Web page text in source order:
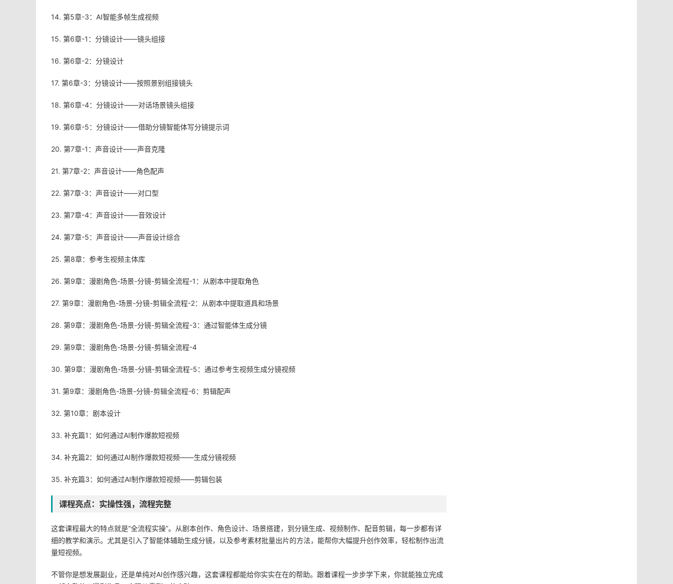
14. 第5章-3：AI智能多帧生成视频
15. 第6章-1：分镜设计——镜头组接
16. 第6章-2：分镜设计
17. 第6章-3：分镜设计——按照景别组接镜头
18. 第6章-4：分镜设计——对话场景镜头组接
19. 第6章-5：分镜设计——借助分镜智能体写分镜提示词
20. 第7章-1：声音设计——声音克隆
21. 第7章-2：声音设计——角色配声
22. 第7章-3：声音设计——对口型
23. 第7章-4：声音设计——音效设计
24. 第7章-5：声音设计——声音设计综合
25. 第8章：参考生视频主体库
26. 第9章：漫剧角色-场景-分镜-剪辑全流程-1：从剧本中提取角色
27. 第9章：漫剧角色-场景-分镜-剪辑全流程-2：从剧本中提取道具和场景
28. 第9章：漫剧角色-场景-分镜-剪辑全流程-3：通过智能体生成分镜
29. 第9章：漫剧角色-场景-分镜-剪辑全流程-4
30. 第9章：漫剧角色-场景-分镜-剪辑全流程-5：通过参考生视频生成分镜视频
31. 第9章：漫剧角色-场景-分镜-剪辑全流程-6：剪辑配声
32. 第10章：剧本设计
33. 补充篇1：如何通过AI制作爆款短视频
34. 补充篇2：如何通过AI制作爆款短视频——生成分镜视频
35. 补充篇3：如何通过AI制作爆款短视频——剪辑包装
课程亮点：实操性强，流程完整
这套课程最大的特点就是“全流程实操”。从剧本创作、角色设计、场景搭建，到分镜生成、视频制作、配音剪辑，每一步都有详
细的教学和演示。尤其是引入了智能体辅助生成分镜，以及参考素材批量出片的方法，能帮你大幅提升创作效率，轻松制作出流
量短视频。
不管你是想发展副业，还是单纯对AI创作感兴趣，这套课程都能给你实实在在的帮助。跟着课程一步步学下来，你就能独立完成